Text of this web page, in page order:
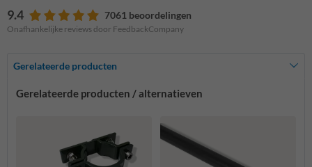
9.4 7061 beoordelingen
Onafhankelijke reviews door FeedbackCompany
Gerelateerde producten
Gerelateerde producten / alternatieven